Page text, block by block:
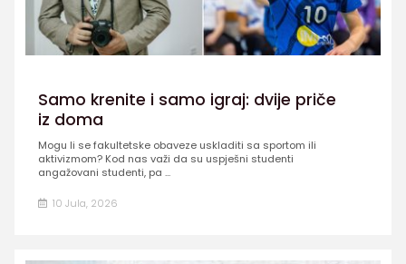
Samo krenite i samo igraj: dvije priče
iz doma
Mogu li se fakultetske obaveze uskladiti sa sportom ili
aktivizmom? Kod nas važi da su uspješni studenti
angažovani studenti, pa ...
10 Jula, 2026